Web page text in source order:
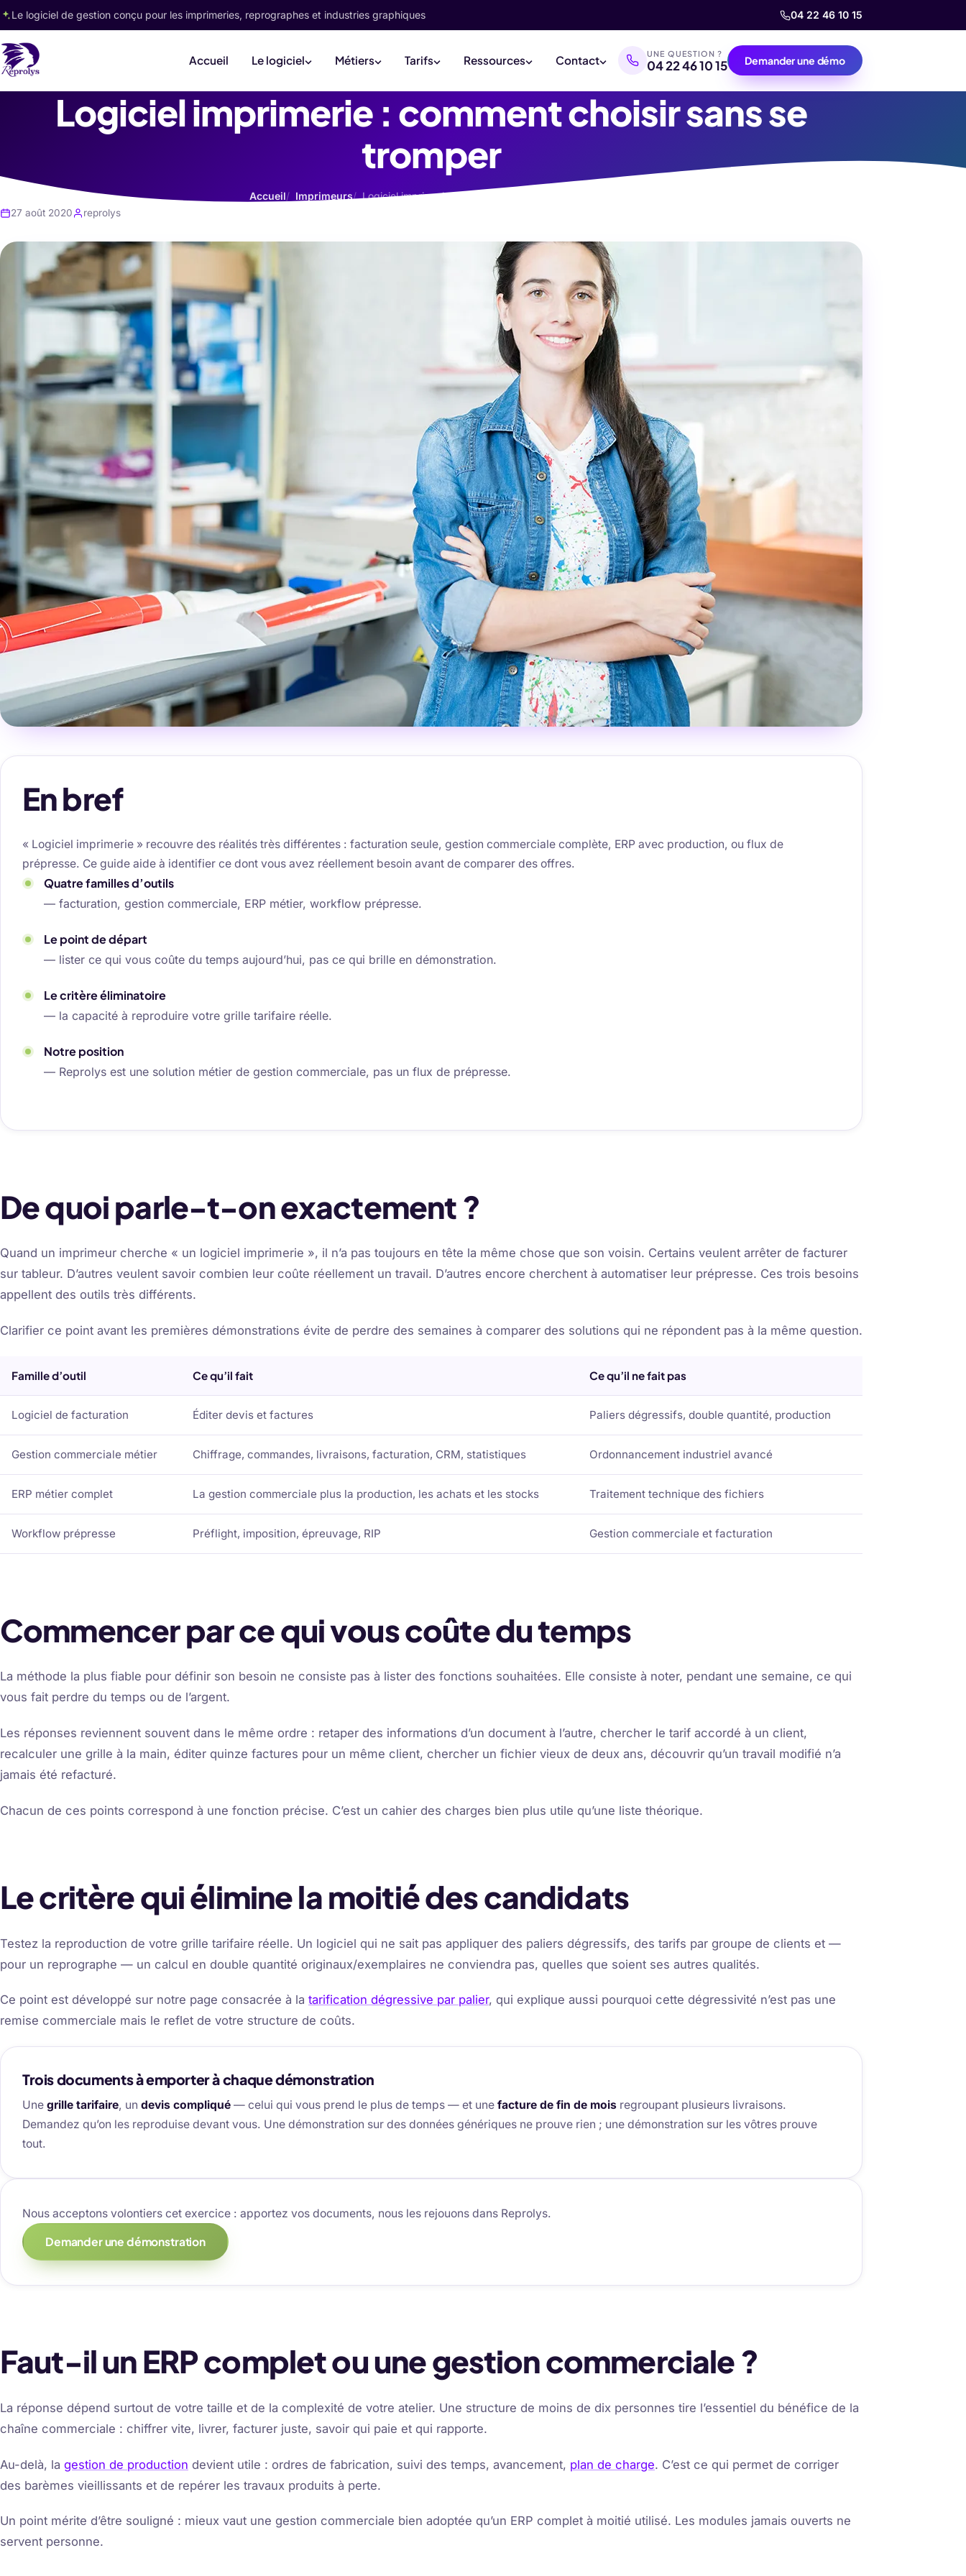
Le logiciel de gestion conçu pour les imprimeries, reprographes et industries graphiques 04 22 46 10 15
Accueil Le logiciel Métiers Tarifs Ressources Contact UNE QUESTION ?
04 22 46 10 15 Demander une démo
Logiciel imprimerie : comment choisir sans se
tromper
Accueil Imprimeurs Logiciel imprimerie : comment choisir sans se tromper
27 août 2020 reprolys
En bref
« Logiciel imprimerie » recouvre des réalités très différentes : facturation seule, gestion commerciale complète, ERP avec production, ou flux de
prépresse. Ce guide aide à identifier ce dont vous avez réellement besoin avant de comparer des offres.
Quatre familles d’outils
— facturation, gestion commerciale, ERP métier, workflow prépresse.
Le point de départ
— lister ce qui vous coûte du temps aujourd’hui, pas ce qui brille en démonstration.
Le critère éliminatoire
— la capacité à reproduire votre grille tarifaire réelle.
Notre position
— Reprolys est une solution métier de gestion commerciale, pas un flux de prépresse.
De quoi parle-t-on exactement ?
Quand un imprimeur cherche « un logiciel imprimerie », il n’a pas toujours en tête la même chose que son voisin. Certains veulent arrêter de facturer
sur tableur. D’autres veulent savoir combien leur coûte réellement un travail. D’autres encore cherchent à automatiser leur prépresse. Ces trois besoins
appellent des outils très différents.
Clarifier ce point avant les premières démonstrations évite de perdre des semaines à comparer des solutions qui ne répondent pas à la même question.
Famille d’outil Ce qu’il fait Ce qu’il ne fait pas
Logiciel de facturation Éditer devis et factures Paliers dégressifs, double quantité, production
Gestion commerciale métier Chiffrage, commandes, livraisons, facturation, CRM, statistiques Ordonnancement industriel avancé
ERP métier complet La gestion commerciale plus la production, les achats et les stocks Traitement technique des fichiers
Workflow prépresse Préflight, imposition, épreuvage, RIP Gestion commerciale et facturation
Commencer par ce qui vous coûte du temps
La méthode la plus fiable pour définir son besoin ne consiste pas à lister des fonctions souhaitées. Elle consiste à noter, pendant une semaine, ce qui
vous fait perdre du temps ou de l’argent.
Les réponses reviennent souvent dans le même ordre : retaper des informations d’un document à l’autre, chercher le tarif accordé à un client,
recalculer une grille à la main, éditer quinze factures pour un même client, chercher un fichier vieux de deux ans, découvrir qu’un travail modifié n’a
jamais été refacturé.
Chacun de ces points correspond à une fonction précise. C’est un cahier des charges bien plus utile qu’une liste théorique.
Le critère qui élimine la moitié des candidats
Testez la reproduction de votre grille tarifaire réelle. Un logiciel qui ne sait pas appliquer des paliers dégressifs, des tarifs par groupe de clients et —
pour un reprographe — un calcul en double quantité originaux/exemplaires ne conviendra pas, quelles que soient ses autres qualités.
Ce point est développé sur notre page consacrée à la tarification dégressive par palier, qui explique aussi pourquoi cette dégressivité n’est pas une
remise commerciale mais le reflet de votre structure de coûts.
Trois documents à emporter à chaque démonstration
Une grille tarifaire, un devis compliqué — celui qui vous prend le plus de temps — et une facture de fin de mois regroupant plusieurs livraisons.
Demandez qu’on les reproduise devant vous. Une démonstration sur des données génériques ne prouve rien ; une démonstration sur les vôtres prouve
tout.
Nous acceptons volontiers cet exercice : apportez vos documents, nous les rejouons dans Reprolys.
Demander une démonstration
Faut-il un ERP complet ou une gestion commerciale ?
La réponse dépend surtout de votre taille et de la complexité de votre atelier. Une structure de moins de dix personnes tire l’essentiel du bénéfice de la
chaîne commerciale : chiffrer vite, livrer, facturer juste, savoir qui paie et qui rapporte.
Au-delà, la gestion de production devient utile : ordres de fabrication, suivi des temps, avancement, plan de charge. C’est ce qui permet de corriger
des barèmes vieillissants et de repérer les travaux produits à perte.
Un point mérite d’être souligné : mieux vaut une gestion commerciale bien adoptée qu’un ERP complet à moitié utilisé. Les modules jamais ouverts ne
servent personne.